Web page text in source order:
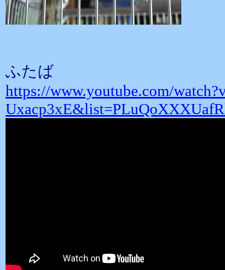
ふたば
https://www.youtube.com/